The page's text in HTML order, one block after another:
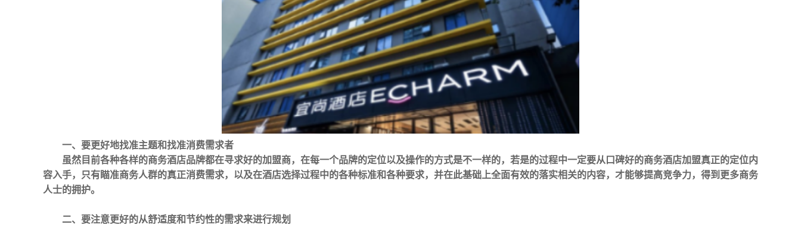
一、要更好地找准主题和找准消费需求者
虽然目前各种各样的商务酒店品牌都在寻求好的加盟商，在每一个品牌的定位以及操作的方式是不一样的，若是的过程中一定要从口碑好的商务酒店加盟真正的定位内
容入手，只有瞄准商务人群的真正消费需求，以及在酒店选择过程中的各种标准和各种要求，并在此基础上全面有效的落实相关的内容，才能够提高竞争力，得到更多商务
人士的拥护。
二、要注意更好的从舒适度和节约性的需求来进行规划